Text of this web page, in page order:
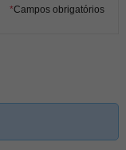
*Campos obrigatórios